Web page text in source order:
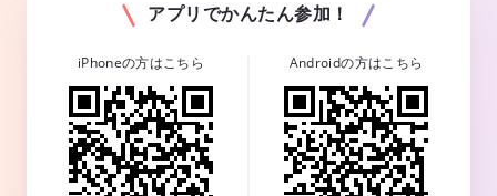
アプリでかんたん参加！
iPhoneの方はこちら Androidの方はこちら